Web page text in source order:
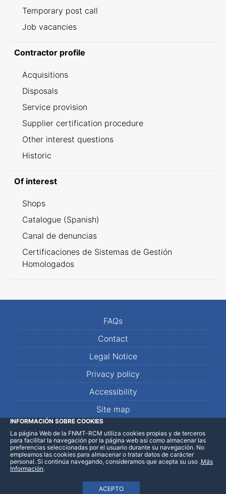
Temporary post call
Job vacancies
Contractor profile
Acquisitions
Disposals
Service provision
Supplier certification procedure
Other interest questions
Historic
Of interest
Shops
Catalogue (Spanish)
Canal de denuncias
Certificaciones de Sistemas de Gestión
Homologados
FAQs
Contact
Legal Notice
Privacy policy
Accessibility
Site map
LinkedInFacebookWhatsApp
INFORMACIÓN SOBRE COOKIES
La página Web de la FNMT-RCM utiliza cookies propias y de terceros
para facilitar la navegación por la página web así como almacenar las
preferencias seleccionadas por el usuario durante su navegación. No
empleamos las cookies para almacenar o tratar datos de carácter
personal. Si continúa navegando, consideramos que acepta su uso
ACEPTO
.Más
Información.